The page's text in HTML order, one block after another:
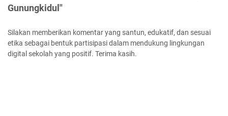
Gunungkidul"
Silakan memberikan komentar yang santun, edukatif, dan sesuai
etika sebagai bentuk partisipasi dalam mendukung lingkungan
digital sekolah yang positif. Terima kasih.